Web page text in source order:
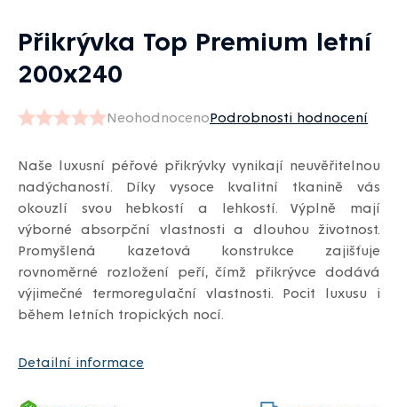
Přikrývka Top Premium letní
200x240
Průměrné
produktu
je
0,0
z
5
hvězdiček.
NeohodnocenoPodrobnosti hodnocení
Naše luxusní péřové přikrývky vynikají neuvěřitelnou
nadýchaností. Díky vysoce kvalitní tkanině vás
okouzlí svou hebkostí a lehkostí. Výplně mají
výborné absorpční vlastnosti a dlouhou životnost.
Promyšlená kazetová konstrukce zajišťuje
rovnoměrné rozložení peří, čímž přikrývce dodává
výjimečné termoregulační vlastnosti. Pocit luxusu i
během letních tropických nocí.
Detailní informace